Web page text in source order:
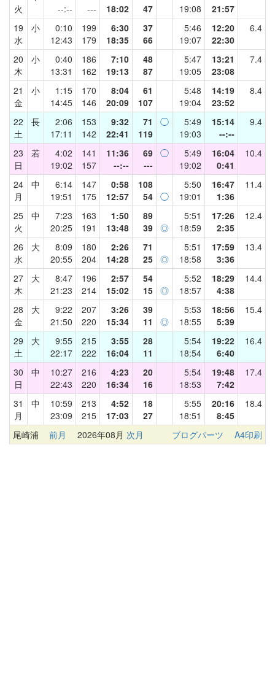
火
--:--
---
18:02
47
19:08
21:57
19
水
小
0:10
12:43
199
179
6:30
18:35
37
66
5:46
19:07
12:20
22:30
6.4
20
木
小
0:40
13:31
186
162
7:10
19:13
48
87
5:47
19:05
13:21
23:08
7.4
21
金
小
1:15
14:45
170
146
8:04
20:09
61
107
5:48
19:04
14:19
23:52
8.4
22
土
長
2:06
17:11
153
142
9:32
22:41
71
119
◯
5:49
19:03
15:14
--:--
9.4
23
日
若
4:02
19:02
141
157
11:36
--:--
69
---
◯
5:49
19:02
16:04
0:41
10.4
24
月
中
6:14
19:51
147
175
0:58
12:57
108
54 ◯
5:50
19:01
16:47
1:36
11.4
25
火
中
7:23
20:25
163
191
1:50
13:48
89
39 ◎
5:51
18:59
17:26
2:35
12.4
26
水
大
8:09
20:55
180
204
2:26
14:28
71
25 ◎
5:51
18:58
17:59
3:36
13.4
27
木
大
8:47
21:23
196
214
2:57
15:02
54
15 ◎
5:52
18:57
18:29
4:38
14.4
28
金
大
9:22
21:50
207
220
3:26
15:34
39
11
◎
5:53
18:55
18:56
5:39
15.4
29
土
大
9:55
22:17
215
222
3:55
16:04
28
11
5:54
18:54
19:22
6:40
16.4
30
日
中
10:27
22:43
216
220
4:23
16:34
20
16
5:54
18:53
19:48
7:42
17.4
31
月
中
10:59
23:09
213
215
4:52
17:03
18
27
5:55
18:51
20:16
8:45
18.4
尾崎浦 前月 2026年08月 次月 ブログパーツ A4印刷